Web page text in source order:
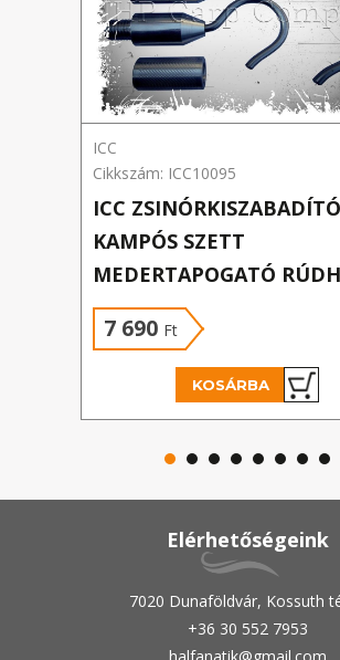
ICC
Cikkszám: ICC10095
ICC ZSINÓRKISZABADÍTÓ
KAMPÓS SZETT
MEDERTAPOGATÓ
7 690 Ft
KOSÁRBA
Elérhetőségeink
7020 Dunaföldvár, Kossuth
+36 30 552 7953